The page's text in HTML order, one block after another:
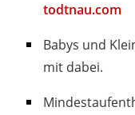
todtnau.com
Babys und
mit dabei.